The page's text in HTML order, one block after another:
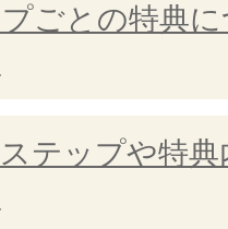
ごとの特典
テップや特